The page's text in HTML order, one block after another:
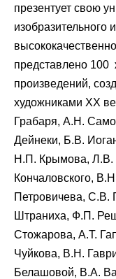
презентует свою
изобразительного
представлено 100
произведений,
художниками ХХ
Грабаря, А.Н.
Дейнеки, Б.В.
Н.П. Крымова, Л.В.
Кончаловского,
Петровичева, С.В.
Штраниха, Ф.П.
Стожарова, А.Т.
Чуйкова, В.Н.
Белашовой, В.А.